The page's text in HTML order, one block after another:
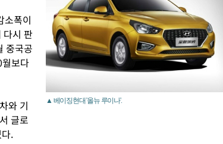
▲ 베이징현대 '올뉴 루이나'.
소폭이
다시 판
중국공
보다
와 기
글로
.